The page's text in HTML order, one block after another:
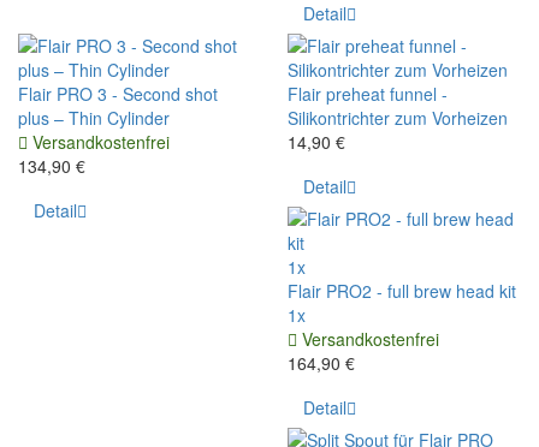
Detail
Flair PRO 3 - Second shot
plus – Thin Cylinder
Versandkostenfrei
134,90 €
Detail
Flair preheat funnel -
Silikontrichter zum Vorheizen
14,90 €
Detail
1x
Flair PRO2 - full brew head kit
1x
Versandkostenfrei
164,90 €
Detail